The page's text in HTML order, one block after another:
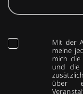
Mit der
meine
mich
und die
über